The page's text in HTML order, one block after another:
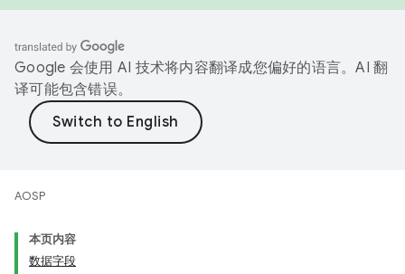
Google 会使用 AI 技术将内容翻译成您偏好的语言。AI 翻
译可能包含错误。
AOSP
本页内容
数据字段